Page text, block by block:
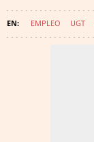
EMPLEO UGT